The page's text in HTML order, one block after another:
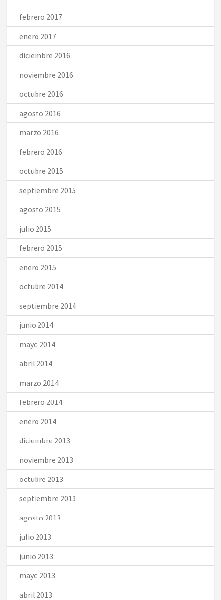
febrero 2017
enero 2017
diciembre 2016
noviembre 2016
octubre 2016
agosto 2016
marzo 2016
febrero 2016
octubre 2015
septiembre 2015
agosto 2015
julio 2015
febrero 2015
enero 2015
octubre 2014
septiembre 2014
junio 2014
mayo 2014
abril 2014
marzo 2014
febrero 2014
enero 2014
diciembre 2013
noviembre 2013
octubre 2013
septiembre 2013
agosto 2013
julio 2013
junio 2013
mayo 2013
abril 2013